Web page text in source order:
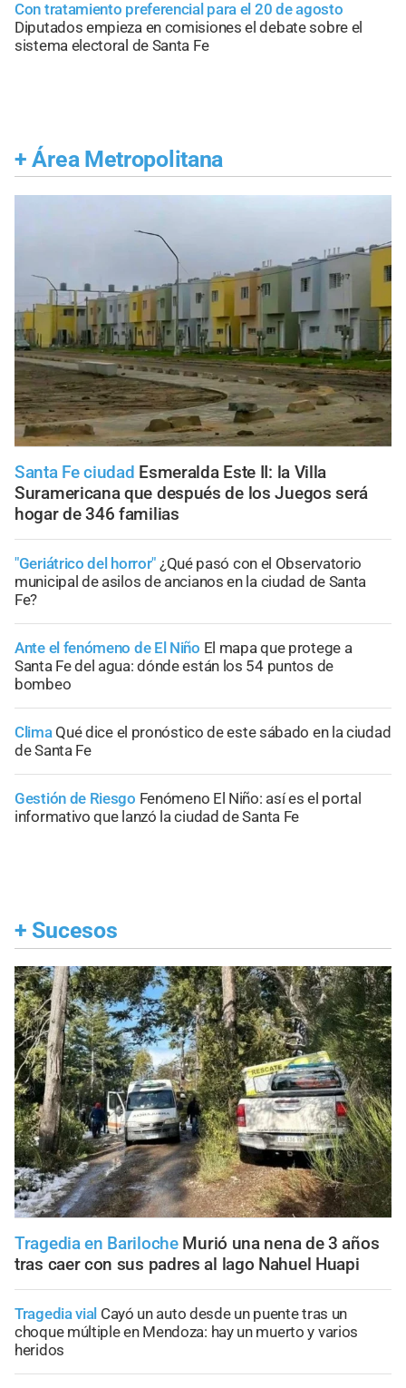
Con tratamiento preferencial para el 20 de agosto
Diputados empieza en comisiones el debate sobre el
sistema electoral de Santa Fe
+ Área Metropolitana
Santa Fe ciudad Esmeralda Este II: la Villa
Suramericana que después de los Juegos será
hogar de 346 familias
"Geriátrico del horror" ¿Qué pasó con el Observatorio
municipal de asilos de ancianos en la ciudad de Santa
Fe?
Ante el fenómeno de El Niño El mapa que protege a
Santa Fe del agua: dónde están los 54 puntos de
bombeo
Clima Qué dice el pronóstico de este sábado en la ciudad
de Santa Fe
Gestión de Riesgo Fenómeno El Niño: así es el portal
informativo que lanzó la ciudad de Santa Fe
+ Sucesos
Tragedia en Bariloche Murió una nena de 3 años
tras caer con sus padres al lago Nahuel Huapi
Tragedia vial Cayó un auto desde un puente tras un
choque múltiple en Mendoza: hay un muerto y varios
heridos